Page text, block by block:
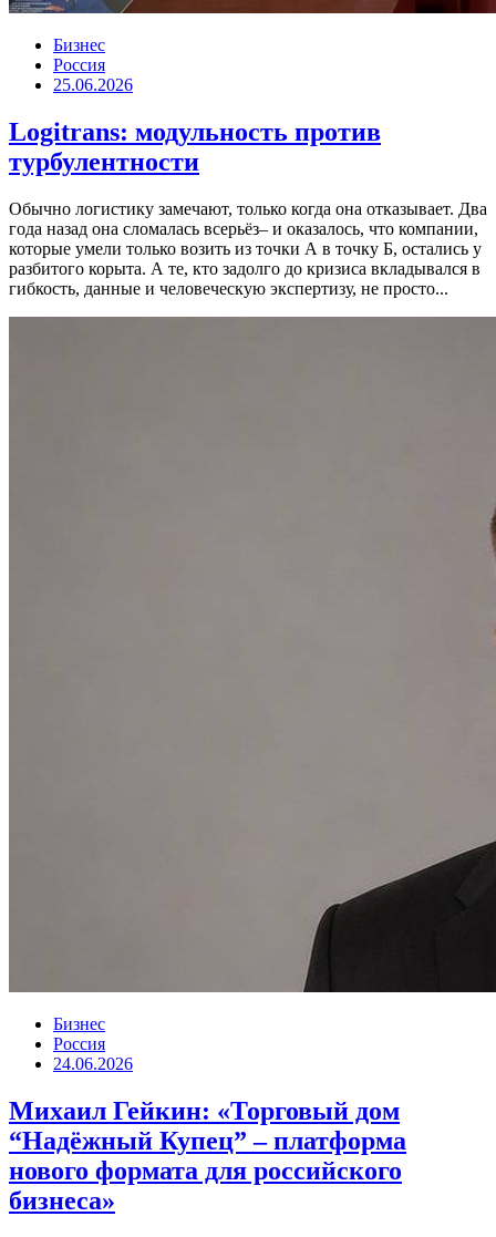
Бизнес
Россия
25.06.2026
Logitrans: модульность против
турбулентности
Обычно логистику замечают, только когда она отказывает. Два
года назад она сломалась всерьёз– и оказалось, что компании,
которые умели только возить из точки А в точку Б, остались у
разбитого корыта. А те, кто задолго до кризиса вкладывался в
гибкость, данные и человеческую экспертизу, не просто...
Бизнес
Россия
24.06.2026
Михаил Гейкин: «Торговый дом
“Надёжный Купец” – платформа
нового формата для российского
бизнеса»